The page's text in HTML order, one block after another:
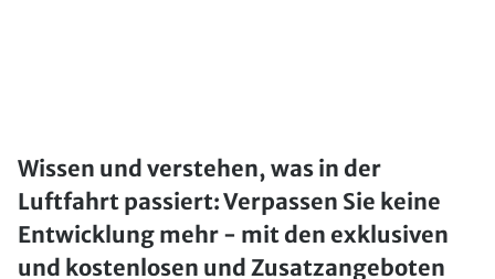
Wissen und verstehen, was in der
Luftfahrt passiert: Verpassen Sie keine
Entwicklung mehr - mit den exklusiven
und kostenlosen und Zusatzangeboten